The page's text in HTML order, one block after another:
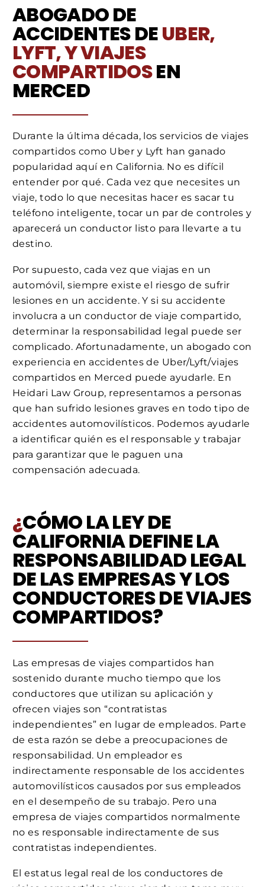
ABOGADO DE
ACCIDENTES DEUBER,
LYFT, Y VIAJES
COMPARTIDOSEN
MERCED
Durante la última década, los servicios de viajes
compartidos como Uber y Lyft han ganado
popularidad aquí en California. No es difícil
entender por qué. Cada vez que necesites un
viaje, todo lo que necesitas hacer es sacar tu
teléfono inteligente, tocar un par de controles y
aparecerá un conductor listo para llevarte a tu
destino.
Por supuesto, cada vez que viajas en un
automóvil, siempre existe el riesgo de sufrir
lesiones en un accidente. Y si su accidente
involucra a un conductor de viaje compartido,
determinar la responsabilidad legal puede ser
complicado. Afortunadamente, un abogado con
experiencia en accidentes de Uber/Lyft/viajes
compartidos en Merced puede ayudarle. En
Heidari Law Group, representamos a personas
que han sufrido lesiones graves en todo tipo de
accidentes automovilísticos. Podemos ayudarle
a identificar quién es el responsable y trabajar
para garantizar que le paguen una
compensación adecuada.
¿CÓMO LA LEY DE
CALIFORNIA DEFINE LA
RESPONSABILIDAD LEGAL
DE LAS EMPRESAS Y LOS
CONDUCTORES DE VIAJES
COMPARTIDOS?
Las empresas de viajes compartidos han
sostenido durante mucho tiempo que los
conductores que utilizan su aplicación y
ofrecen viajes son “contratistas
independientes” en lugar de empleados. Parte
de esta razón se debe a preocupaciones de
responsabilidad. Un empleador es
indirectamente responsable de los accidentes
automovilísticos causados por sus empleados
en el desempeño de su trabajo. Pero una
empresa de viajes compartidos normalmente
no es responsable indirectamente de sus
contratistas independientes.
El estatus legal real de los conductores de